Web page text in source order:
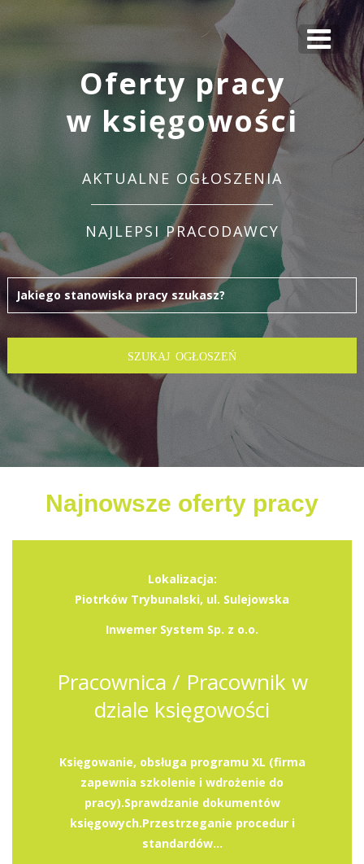
Oferty pracy
w księgowości
AKTUALNE OGŁOSZENIA
NAJLEPSI PRACODAWCY
Najnowsze oferty pracy
Lokalizacja:
Piotrków Trybunalski, ul. Sulejowska
Inwemer System Sp. z o.o.
Pracownica / Pracownik w
dziale księgowości
Księgowanie, obsługa programu XL (firma
zapewnia szkolenie i wdrożenie do
pracy).Sprawdzanie dokumentów
księgowych.Przestrzeganie procedur i
standardów...